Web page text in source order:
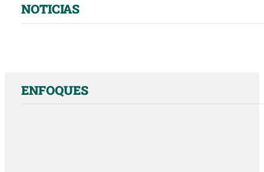
NOTICIAS
ENFOQUES